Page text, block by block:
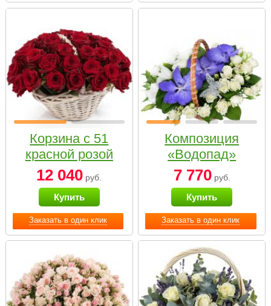
Заказать в один клик
Корзина с 51
красной розой
12 040 руб.
Купить
Заказать в один клик
Композиция
«Водопад»
7 770руб.
Купить